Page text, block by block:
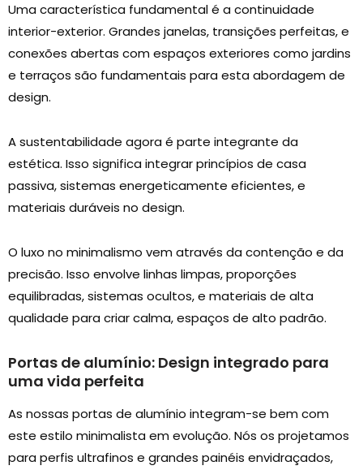
Uma característica fundamental é a continuidade
interior-exterior. Grandes janelas, transições perfeitas, e
conexões abertas com espaços exteriores como jardins
e terraços são fundamentais para esta abordagem de
design.
A sustentabilidade agora é parte integrante da
estética. Isso significa integrar princípios de casa
passiva, sistemas energeticamente eficientes, e
materiais duráveis ​​no design.
O luxo no minimalismo vem através da contenção e da
precisão. Isso envolve linhas limpas, proporções
equilibradas, sistemas ocultos, e materiais de alta
qualidade para criar calma, espaços de alto padrão.
Portas de alumínio: Design integrado para
uma vida perfeita
As nossas portas de alumínio integram-se bem com
este estilo minimalista em evolução. Nós os projetamos
para perfis ultrafinos e grandes painéis envidraçados,